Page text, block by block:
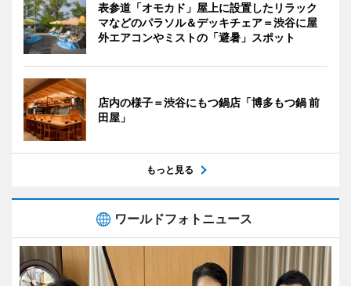
表参道「オモカド」屋上に設置したリラック
マなどのパラソル＆デッキチェア＝渋谷に屋
外エアコンやミストの「避暑」スポット
店内の様子＝渋谷にもつ鍋店「博多もつ鍋 前
田屋」
もっと見る
ワールドフォトニュース